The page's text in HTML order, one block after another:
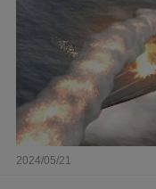
2024/05/21